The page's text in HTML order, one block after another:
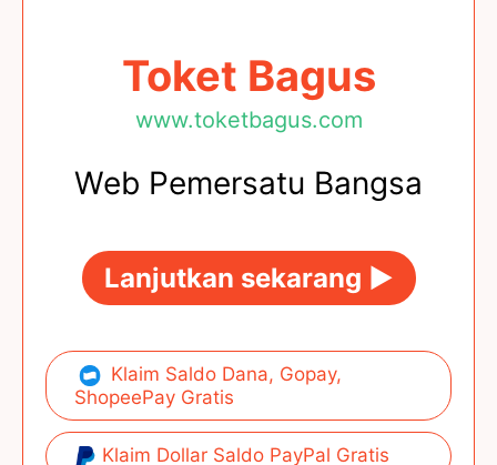
Toket Bagus
www.toketbagus.com
Web Pemersatu Bangsa
Lanjutkan sekarang ►
Klaim Saldo Dana, Gopay,
ShopeePay Gratis
Klaim Dollar Saldo PayPal Gratis